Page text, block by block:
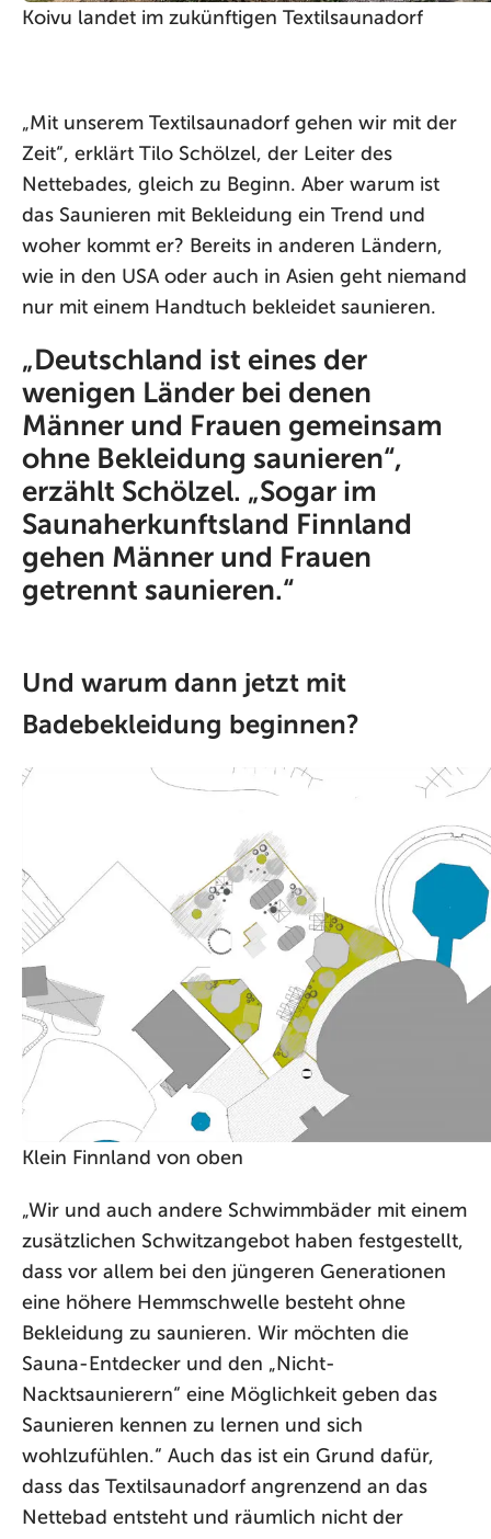
Koivu landet im zukünftigen Textilsaunadorf
„Mit unserem Textilsaunadorf gehen wir mit der
Zeit“, erklärt Tilo Schölzel, der Leiter des
Nettebades, gleich zu Beginn. Aber warum ist
das Saunieren mit Bekleidung ein Trend und
woher kommt er? Bereits in anderen Ländern,
wie in den USA oder auch in Asien geht niemand
nur mit einem Handtuch bekleidet saunieren.
„Deutschland ist eines der
wenigen Länder bei denen
Männer und Frauen gemeinsam
ohne Bekleidung saunieren“,
erzählt Schölzel. „Sogar im
Saunaherkunftsland Finnland
gehen Männer und Frauen
getrennt saunieren.“
Und warum dann jetzt mit
Badebekleidung beginnen?
Klein Finnland von oben
„Wir und auch andere Schwimmbäder mit einem
zusätzlichen Schwitzangebot haben festgestellt,
dass vor allem bei den jüngeren Generationen
eine höhere Hemmschwelle besteht ohne
Bekleidung zu saunieren. Wir möchten die
Sauna-Entdecker und den „Nicht-
Nacktsaunierern“ eine Möglichkeit geben das
Saunieren kennen zu lernen und sich
wohlzufühlen.“ Auch das ist ein Grund dafür,
dass das Textilsaunadorf angrenzend an das
Nettebad entsteht und räumlich nicht der